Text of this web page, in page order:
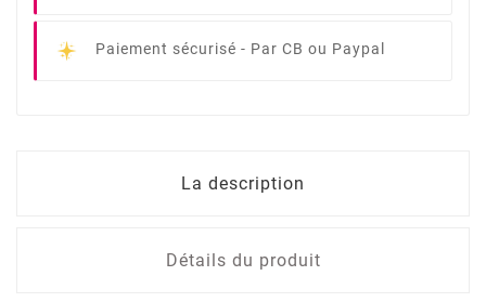
Paiement sécurisé - Par CB ou Paypal
La description
Détails du produit